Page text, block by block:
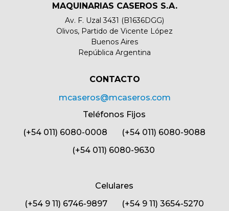
MAQUINARIAS CASEROS S.A.
Av. F. Uzal 3431 (B1636DGG)
Olivos, Partido de Vicente López
Buenos Aires
República Argentina
CONTACTO​
mcaseros@mcaseros.com
Teléfonos Fijos
(+54 011) 6080-0008 (+54 011) 6080-9088
(+54 011) 6080-9630
Celulares
(+54 9 11) 6746-9897 (+54 9 11) 3654-5270